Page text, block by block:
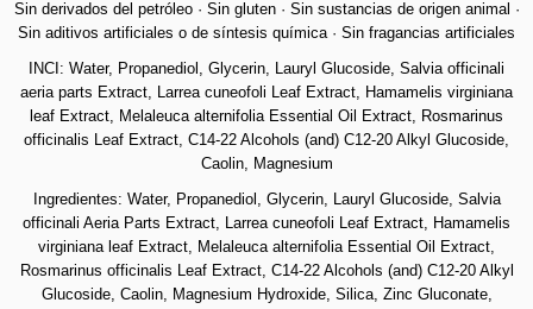
Sin derivados del petróleo · Sin gluten · Sin sustancias de origen animal ·
Sin aditivos artificiales o de síntesis química · Sin fragancias artificiales
INCI: Water, Propanediol, Glycerin, Lauryl Glucoside, Salvia officinali
aeria parts Extract, Larrea cuneofoli Leaf Extract, Hamamelis virginiana
leaf Extract, Melaleuca alternifolia Essential Oil Extract, Rosmarinus
officinalis Leaf Extract, C14-22 Alcohols (and) C12-20 Alkyl Glucoside,
Caolin, Magnesium
Ingredientes: Water, Propanediol, Glycerin, Lauryl Glucoside, Salvia
officinali Aeria Parts Extract, Larrea cuneofoli Leaf Extract, Hamamelis
virginiana leaf Extract, Melaleuca alternifolia Essential Oil Extract,
Rosmarinus officinalis Leaf Extract, C14-22 Alcohols (and) C12-20 Alkyl
Glucoside, Caolin, Magnesium Hydroxide, Silica, Zinc Gluconate,